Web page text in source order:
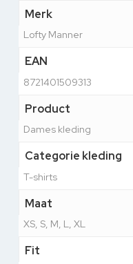
Merk
Lofty Manner
EAN
8721401509313
Product
Dames kleding
Categorie kleding
T-shirts
Maat
XS, S, M, L, XL
Fit